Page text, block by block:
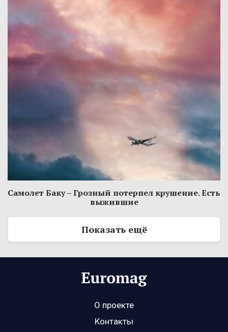
Самолет Баку – Грозный потерпел крушение. Есть
выжившие
Показать ещё
О проекте
Контакты